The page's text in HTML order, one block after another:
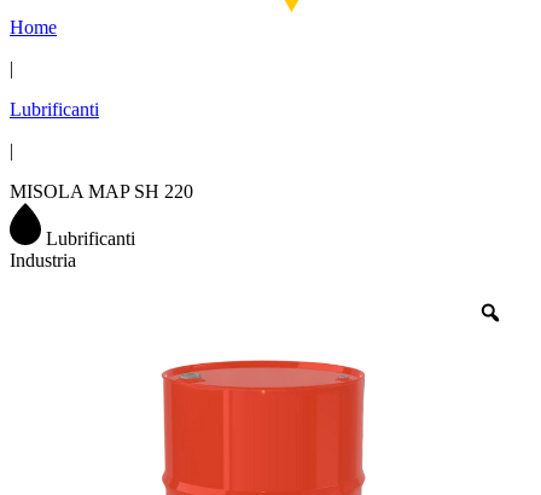
Home
|
Lubrificanti
|
MISOLA MAP SH 220
Lubrificanti
Industria